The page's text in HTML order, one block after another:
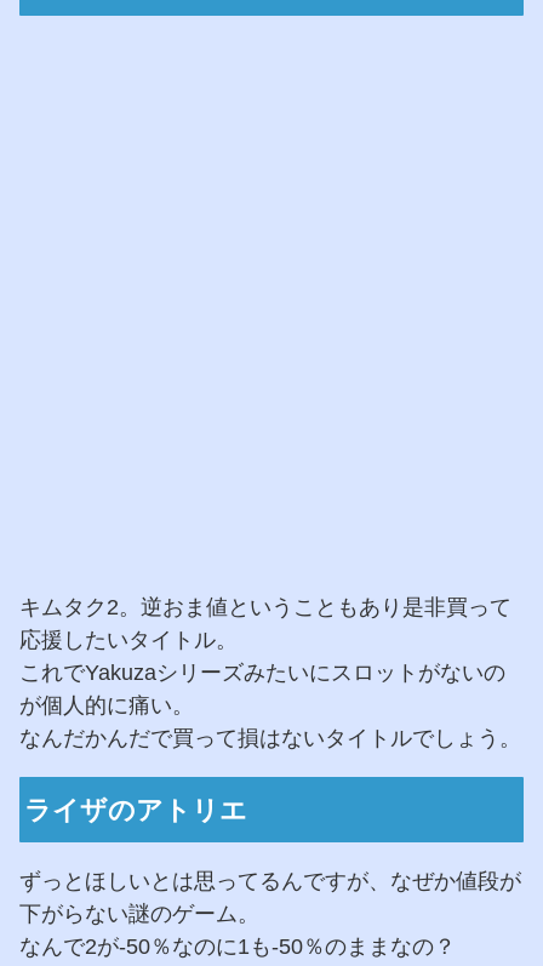
キムタク2。逆おま値ということもあり是非買って
応援したいタイトル。
これでYakuzaシリーズみたいにスロットがないの
が個人的に痛い。
なんだかんだで買って損はないタイトルでしょう。
ライザのアトリエ
ずっとほしいとは思ってるんですが、なぜか値段が
下がらない謎のゲーム。
なんで2が-50％なのに1も-50％のままなの？